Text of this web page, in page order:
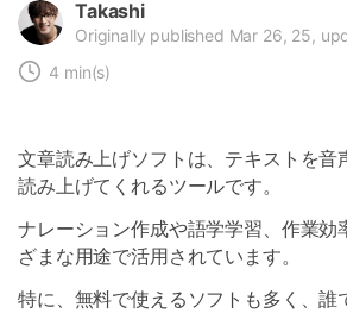
Takashi
Originally published Mar 26, 25,
4 min(s)
文章読み上げソフトは、テキストを音
読み上げてくれるツールです。
ナレーション作成や語学学習、作業効
ざまな用途で活用されています。
特に、無料で使えるソフトも多く、誰